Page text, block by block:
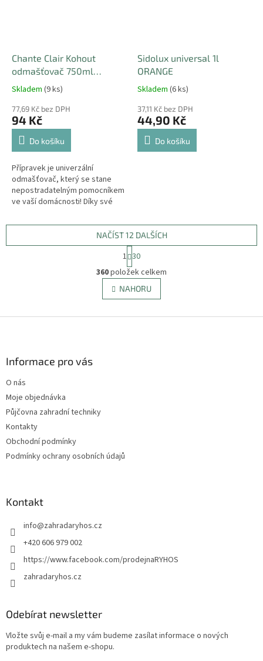
Chante Clair Kohout
odmašťovač 750ml
Marsiglia
Skladem (9 ks)
77,69 Kč bez DPH
94 Kč
Do košíku
Přípravek je univerzální
odmašťovač, který se stane
nepostradatelným pomocníkem
ve vaší domácnosti! Díky své
jako KOHOUT.
Sidolux universal 1l
ORANGE
Skladem (6 ks)
37,11 Kč bez DPH
44,90 Kč
Do košíku
O
v
l
á
NAČÍST 12 DALŠÍCH
t
r
á
n
k
v
1 30
360položek celkem
NAHORU
Informace pro vás
O nás
Moje objednávka
Půjčovna zahradní techniky
Kontakty
Obchodní podmínky
Podmínky ochrany osobních údajů
Kontakt
info@zahradaryhos.cz
+420 606 979 002
https://www.facebook.com/prodejnaRYHOS
zahradaryhos.cz
Odebírat newsletter
Vložte svůj e-mail a my vám budeme zasílat informace o nových
produktech na našem e-shopu.